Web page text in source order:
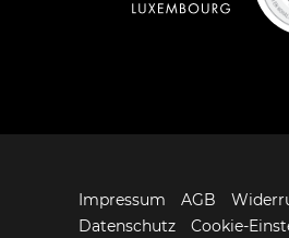
Impressum AGB
Datenschutz
Cookie-